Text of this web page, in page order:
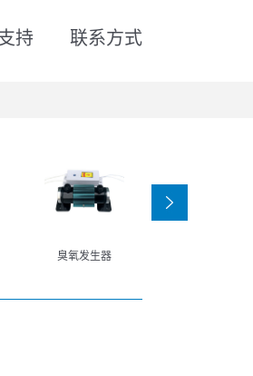
持 联系方式
臭氧发生器